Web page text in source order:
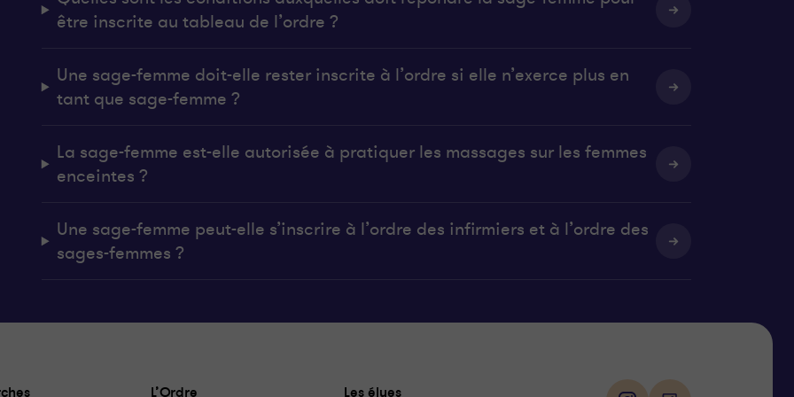
être inscrite au tableau de l’ordre ?
Une sage-femme doit-elle rester inscrite à l’ordre si elle n’exerce plus en
tant que sage-femme ?
La sage-femme est-elle autorisée à pratiquer les massages sur les femmes
enceintes ?
Une sage-femme peut-elle s’inscrire à l’ordre des infirmiers et à l’ordre des
sages-femmes ?
L’Ordre Les élues